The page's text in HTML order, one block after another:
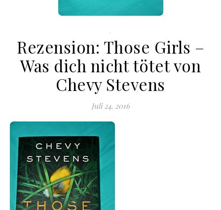
.
Rezension: Those Girls –
Was dich nicht tötet von
Chevy Stevens
Juli 24, 2016